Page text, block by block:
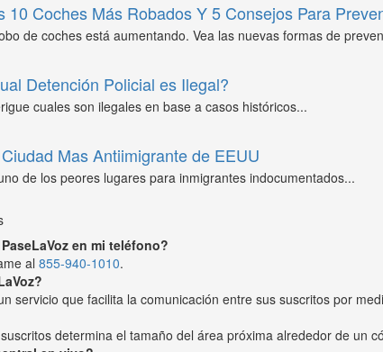
10 Coches Más Robados Y 5 Consejos Para
de coches está aumentando. Vea las nuevas formas de
Detención Policial es Ilegal?
cuales son ilegales en base a casos históricos...
Mas Antiimigrante de EEUU
de los peores lugares para inmigrantes indocumentados...
en mi teléfono?
al 855-940-1010.
servicio que facilita la comunicación entre sus suscritos por
determina el tamaño del área próxima alrededor de un